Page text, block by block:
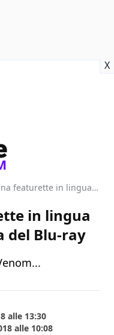
X
Venom: una featurette in lingua originale dagli extra del Blu-ray
in lingua
del Blu-ray
alle 13:30
alle 10:08